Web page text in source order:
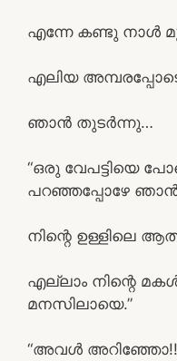
എന്നേ കണ്ടു നാൾ
എലിയ
ഞാൻ തുടർന്നു…
“ഒരു വേപട്ടിയെ
പറഞ്ഞപ്പോഴേ
നിന്റെ ഉള്ളിലെ
എല്ലാം നിന്റെ
മനസിലായെ.”
“അവൾ